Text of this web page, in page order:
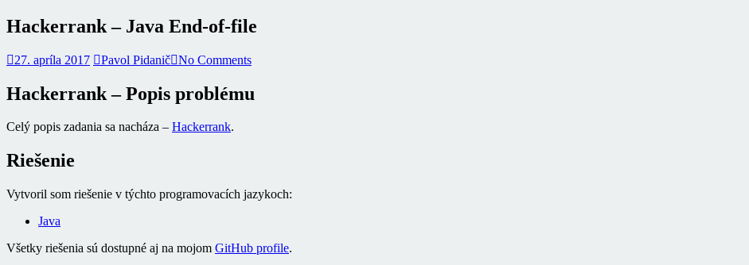
Hackerrank – Java End-of-file
27. apríla 2017 Pavol Pidanič No Comments
Hackerrank – Popis problému
Celý popis zadania sa nacháza – Hackerrank.
Riešenie
Vytvoril som riešenie v týchto programovacích jazykoch:
Java
Všetky riešenia sú dostupné aj na mojom GitHub profile.